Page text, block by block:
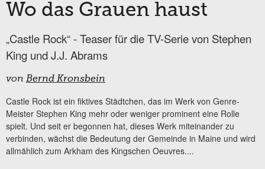
Wo das Grauen haust
„Castle Rock“ - Teaser für die TV-Serie von Stephen
King und J.J. Abrams
von Bernd Kronsbein
Castle Rock ist ein fiktives Städtchen, das im Werk von Genre-
Meister Stephen King mehr oder weniger prominent eine Rolle
spielt. Und seit er begonnen hat, dieses Werk miteinander zu
verbinden, wächst die Bedeutung der Gemeinde in Maine und wird
allmählich zum Arkham des Kingschen Oeuvres....